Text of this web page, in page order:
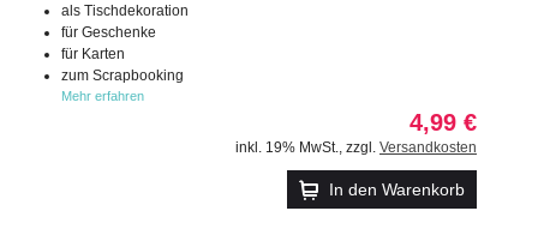
als Tischdekoration
für Geschenke
für Karten
zum Scrapbooking
Mehr erfahren
4,99 €
inkl. 19% MwSt. zzgl. Versandkosten
In den Warenkorb